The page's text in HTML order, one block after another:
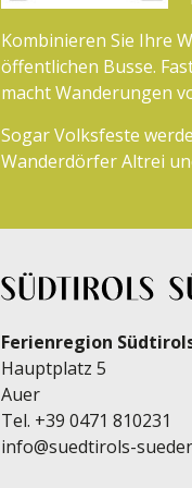
Kombinieren Sie Ihre
öffentlichen Busse.
macht Wanderungen
Sogar Volksfeste
Wanderdörfer Altrei
Ferienregion
Hauptplatz 5
Auer
Tel. +39 0471 810231
info@suedtirols-